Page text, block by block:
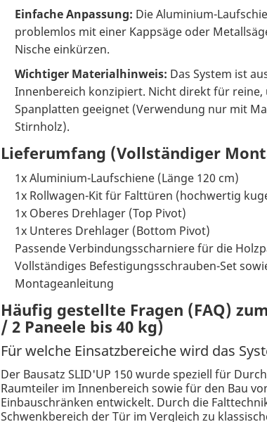
Einfache Anpassung: Die Aluminium-
problemlos mit einer Kappsäge oder
Nische einkürzen.
Wichtiger Materialhinweis: Das System ist
Innenbereich konzipiert. Nicht direkt für reine,
Spanplatten geeignet (Verwendung nur mit
Stirnholz).
Lieferumfang (Vollständiger
1x Aluminium-Laufschiene (Länge 120 cm)
1x Rollwagen-Kit für Falttüren (hochwertig
1x Oberes Drehlager (Top Pivot)
1x Unteres Drehlager (Bottom Pivot)
Passende Verbindungsscharniere für die
Vollständiges Befestigungsschrauben-Set
Montageanleitung
Häufig gestellte Fragen (FAQ)
/ 2 Paneele bis 40 kg)
Für welche Einsatzbereiche wird das
Der Bausatz SLID'UP 150 wurde speziell für
Raumteiler im Innenbereich sowie für den Bau
Einbauschränken entwickelt. Durch die
Schwenkbereich der Tür im Vergleich zu